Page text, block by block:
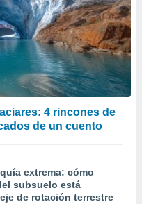
4 rincones de
de un cuento
extrema: cómo
subsuelo está
de rotación terrestre